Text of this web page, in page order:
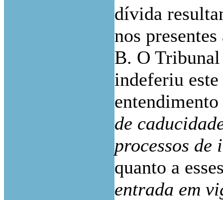
dívida
nos presentes
B. O
indeferiu
de
processos de
quanto a
entrada em